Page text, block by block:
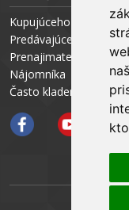
Kupujúceho
Predávajúceho
Prenajimateľa
Nájomníka
Často kladené otázky